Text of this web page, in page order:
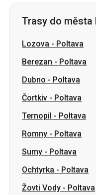
Dubno -Poltava
Čortkiv-Poltava
Ternopil-Poltava
Romny-Poltava
Sumy-Poltava
Ochtyrka-Poltava
Žovti Vody-Poltava
Truskavec-Poltava